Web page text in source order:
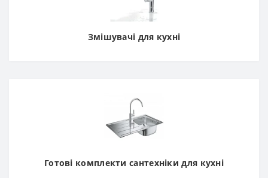
Змішувачі для кухні
Готові комплекти сантехніки для кухні